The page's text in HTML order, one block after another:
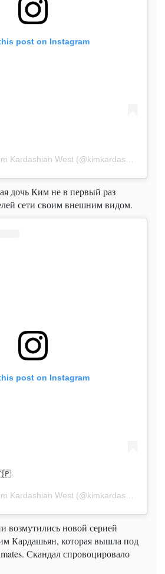
post on Instagram
Kardashian West (@kimkardashian) on
дочь Ким не в первый раз
сети своим внешним видом.
post on Instagram
Kardashian West (@kimkardashian) on
новой серией
Кардашьян, которая вышла под
Скандал спровоцировало